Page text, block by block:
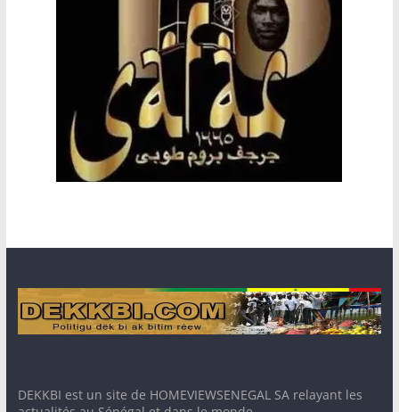
DEKKBI est un site de HOMEVIEWSENEGAL SA relayant les